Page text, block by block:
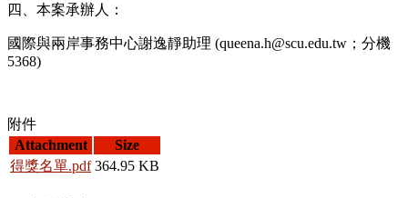
四、本案承辦人：
國際與兩岸事務中心謝逸靜助理 (queena.h@scu.edu.tw；分機
5368)
附件
Attachment
Size
得獎名單.pdf 364.95 KB